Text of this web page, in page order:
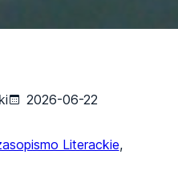
2026-06-22
Literackie,